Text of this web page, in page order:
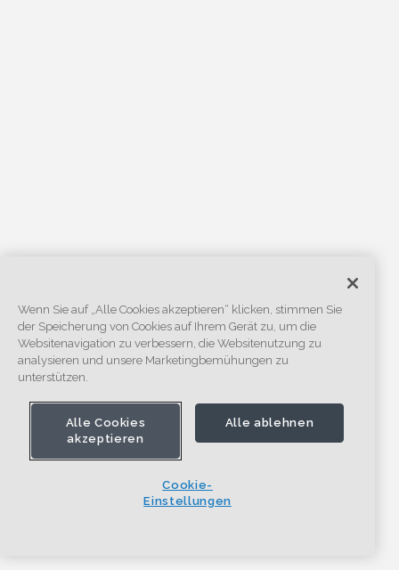
Wenn Sie auf „Alle Cookies akzeptieren“ klicken, stimmen Sie
der Speicherung von Cookies auf Ihrem Gerät zu, um die
Websitenavigation zu verbessern, die Websitenutzung zu
analysieren und unsere Marketingbemühungen zu
unterstützen.
Alle Cookies
akzeptieren
Alle ablehnen
Cookie-
Einstellungen